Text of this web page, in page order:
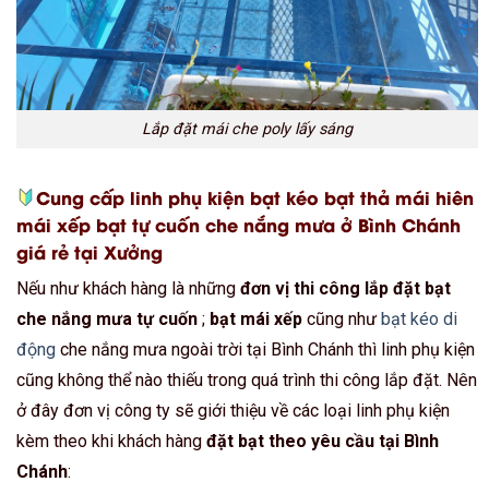
Lắp đặt mái che poly lấy sáng
Cung cấp linh phụ kiện bạt kéo bạt thả mái hiên
mái xếp bạt tự cuốn che nắng mưa ở Bình Chánh
giá rẻ tại Xưởng
Nếu như khách hàng là những đơn vị thi công lắp đặt bạt
che nắng mưa tự cuốn ; bạt mái xếp cũng như bạt kéo di
động che nắng mưa ngoài trời tại Bình Chánh thì linh phụ kiện
cũng không thể nào thiếu trong quá trình thi công lắp đặt. Nên
ở đây đơn vị công ty sẽ giới thiệu về các loại linh phụ kiện
kèm theo khi khách hàng đặt bạt theo yêu cầu tại Bình
Chánh: